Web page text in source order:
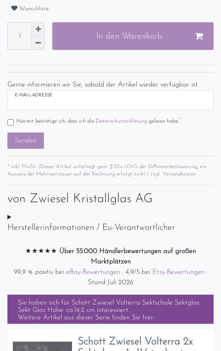
Wunschliste
In den Warenkorb
Gerne informieren wir Sie, sobald der Artikel wieder verfügbar ist.
E-MAIL-ADRESSE
Hiermit bestätige ich, dass ich die Daten­schutz­erklärunggelesen habe.*
Senden
* inkl. MwSt. (Dieser Artikel unterliegt gem. § 25a UStG der Differenzbesteuerung, ein
Ausweis der Mehrwertsteuer auf der Rechnung erfolgt nicht.) zzgl. Versandkosten
von Zwiesel Kristallglas AG
Herstellerinformationen / Eu-Verantwortlicher
★★★★★ Über 55.000 Händlerbewertungen auf großen
Marktplätzen
99,9 % positiv bei eBay-Bewertungen · 4,9/5 bei Etsy-Bewertungen ·
Stand Juli 2026
Sie haben sich für Schott Zwiesel Volterra Sektschale Sektglas
Sekt Glas Höhe: ca.14,2 cm interessiert.
Weitere Artikel aus dieser Serie finden Sie hier:
Schott Zwiesel Volterra 2x